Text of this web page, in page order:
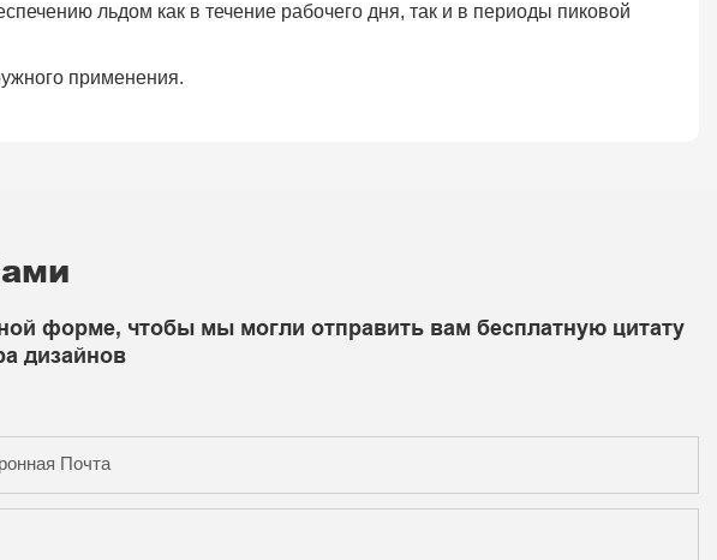
льдом как в течение рабочего дня, так и в периоды пиковой
форме, чтобы мы могли отправить вам бесплатную цитату
дизайнов
Почта